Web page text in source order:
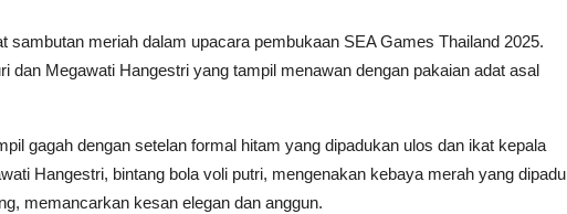
sambutan meriah dalam upacara pembukaan SEA Games Thailand 2025.
dan Megawati Hangestri yang tampil menawan dengan pakaian adat asal
gagah dengan setelan formal hitam yang dipadukan ulos dan ikat kepala
Hangestri, bintang bola voli putri, mengenakan kebaya merah yang dipadu
memancarkan kesan elegan dan anggun.